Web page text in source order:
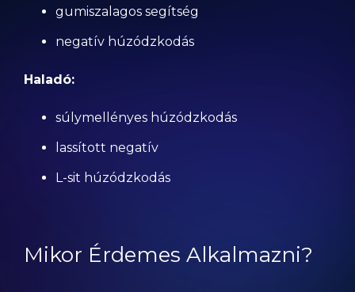
gumiszalagos segítség
negatív húzódzkodás
Haladó:
súlymellényes húzódzkodás
lassított negatív
L-sit húzódzkodás
Mikor Érdemes Alkalmazni?